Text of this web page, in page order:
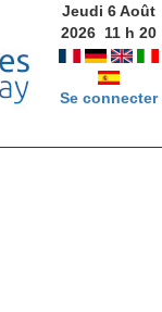
Jeudi 6 Août
2026 11h 20
Se connecter